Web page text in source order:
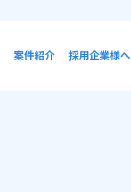
案件紹介 採用企業様へ